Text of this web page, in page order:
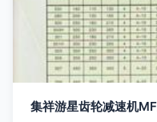
集祥游星齿轮减速机